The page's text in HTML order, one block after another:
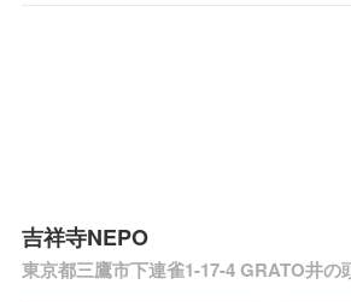
吉祥寺NEPO
東京都三鷹市下連雀1-17-4 GRATO井の